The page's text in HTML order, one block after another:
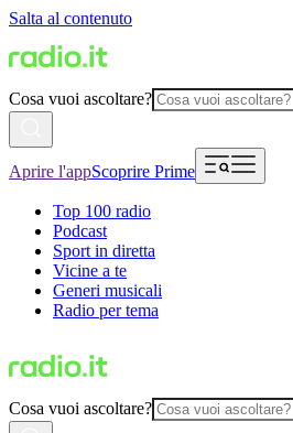
Salta al contenuto
Cosa vuoi ascoltare?
Aprire l'appScoprire Prime
Top 100 radio
Podcast
Sport in diretta
Vicine a te
Generi musicali
Radio per tema
Cosa vuoi ascoltare?